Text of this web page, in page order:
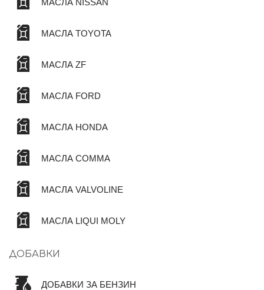
МАСЛА NISSAN
МАСЛА TOYOTA
МАСЛА ZF
МАСЛА FORD
МАСЛА HONDA
МАСЛА COMMA
МАСЛА VALVOLINE
МАСЛА LIQUI MOLY
ДОБАВКИ
ДОБАВКИ ЗА БЕНЗИН